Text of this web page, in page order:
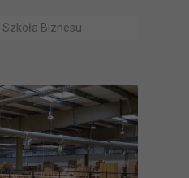
Biznesu